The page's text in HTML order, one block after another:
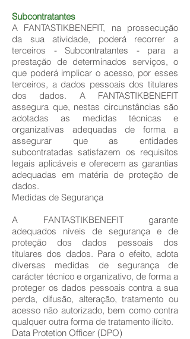
Subcontratantes
A FANTASTIKBENEFIT, na prossecução
da sua atividade, poderá recorrer a
terceiros - Subcontratantes - para a
prestação de determinados serviços, o
que poderá implicar o acesso, por esses
terceiros, a dados pessoais dos titulares
dos dados. A FANTASTIKBENEFIT
assegura que, nestas circunstâncias são
adotadas as medidas técnicas e
organizativas adequadas de forma a
assegurar que as entidades
subcontratadas satisfazem os requisitos
legais aplicáveis e oferecem as garantias
adequadas em matéria de proteção de
dados.
Medidas de Segurança
A FANTASTIKBENEFIT garante
adequados níveis de segurança e de
proteção dos dados pessoais dos
titulares dos dados. Para o efeito, adota
diversas medidas de segurança de
carácter técnico e organizativo, de forma a
proteger os dados pessoais contra a sua
perda, difusão, alteração, tratamento ou
acesso não autorizado, bem como contra
qualquer outra forma de tratamento ilícito.
Data Protetion Officer (DPO)